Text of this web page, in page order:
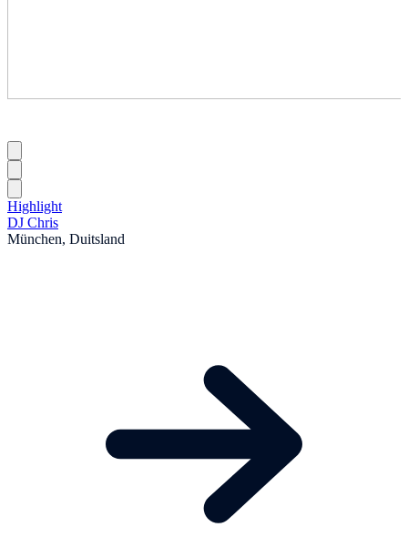
Highlight
DJ Chris
München, Duitsland